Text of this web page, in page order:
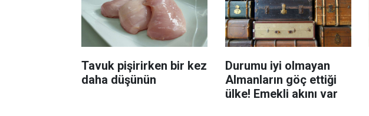
Tavuk pişirirken bir kez
daha düşünün
Durumu iyi olmayan
Almanların göç ettiği
ülke! Emekli akını var